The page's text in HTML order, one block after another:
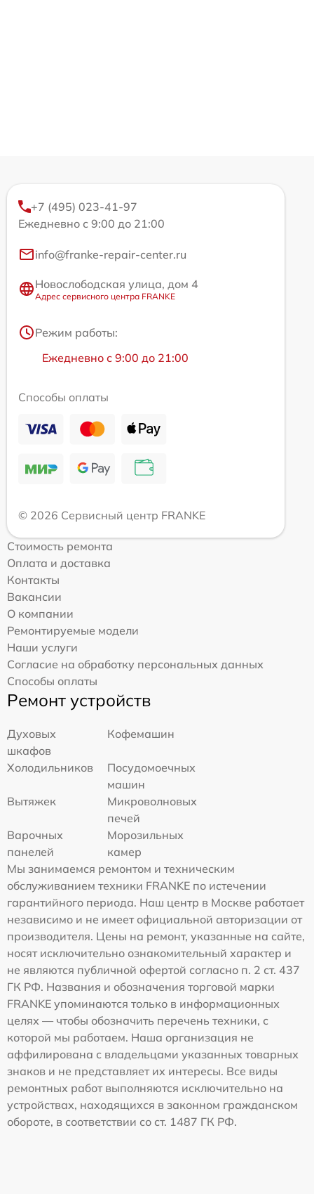
+7 (495) 023-41-97
Ежедневно с 9:00 до 21:00
info@franke-repair-center.ru
Новослободская улица, дом 4
Адрес сервисного центра FRANKE
Режим работы:
Ежедневно с 9:00 до 21:00
Способы оплаты
© 2026 Сервисный центр FRANKE
Стоимость ремонта
Оплата и доставка
Контакты
Вакансии
О компании
Ремонтируемые модели
Наши услуги
Согласие на обработку персональных данных
Способы оплаты
Ремонт устройств
Духовых
шкафов
Кофемашин
Холодильников
Посудомоечных
машин
Вытяжек
Микроволновых
печей
Варочных
панелей
Морозильных
камер
Мы занимаемся ремонтом и техническим
обслуживанием техники FRANKE по истечении
гарантийного периода. Наш центр в Москве работает
независимо и не имеет официальной авторизации от
производителя. Цены на ремонт, указанные на сайте,
носят исключительно ознакомительный характер и
не являются публичной офертой согласно п. 2 ст. 437
ГК РФ. Названия и обозначения торговой марки
FRANKE упоминаются только в информационных
целях — чтобы обозначить перечень техники, с
которой мы работаем. Наша организация не
аффилирована с владельцами указанных товарных
знаков и не представляет их интересы. Все виды
ремонтных работ выполняются исключительно на
устройствах, находящихся в законном гражданском
обороте, в соответствии со ст. 1487 ГК РФ.